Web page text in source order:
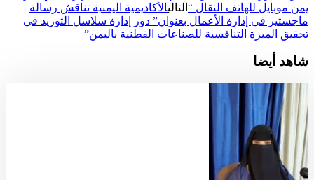
يمن موبايل للهاتف النقال “ التاليالأكاديمية اليمنية تناقش رسالة
ماجستير في إدارة الأعمال بعنوان” دور إدارة سلاسل التوريد في
تحقيق الميزة التنافسية للصناعات القطنية باليمن”
شاهد أيضا